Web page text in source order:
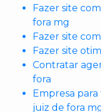
Fazer site
fora mg
Fazer site
Fazer site
Contratar
fora
Empresa
juiz de fora